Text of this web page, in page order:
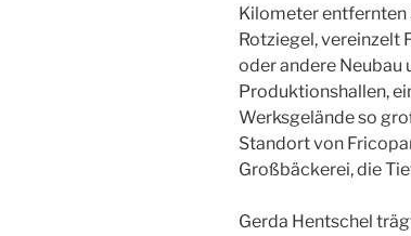
Kilometer entfernten
Rotziegel, vereinzelt
oder andere Neubau
Produktionshallen,
Werksgelände so
Standort von
Großbäckerei, die
Gerda Hentschel